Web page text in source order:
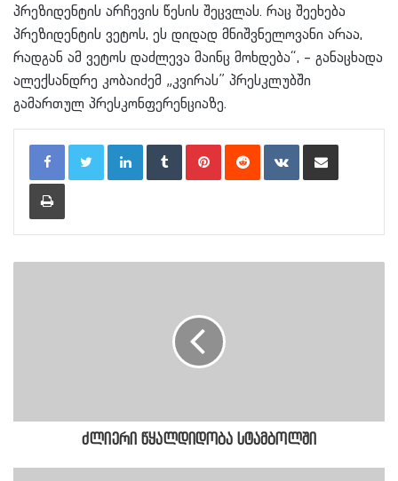
პრეზიდენტის არჩევის წესის შეცვლას. რაც შეეხება
პრეზიდენტის ვეტოს, ეს დიდად მნიშვნელოვანი არაა,
რადგან ამ ვეტოს დაძლევა მაინც მოხდება“, – განაცხადა
ალექსანდრე კობაიძემ „კვირას” პრესკლუბში
გამართულ პრესკონფერენციაზე.
LinkedInTumblr PinterestReddit VKontakteShare via Email
Print
ძლიერი წყალდიდობა სტამბოლში